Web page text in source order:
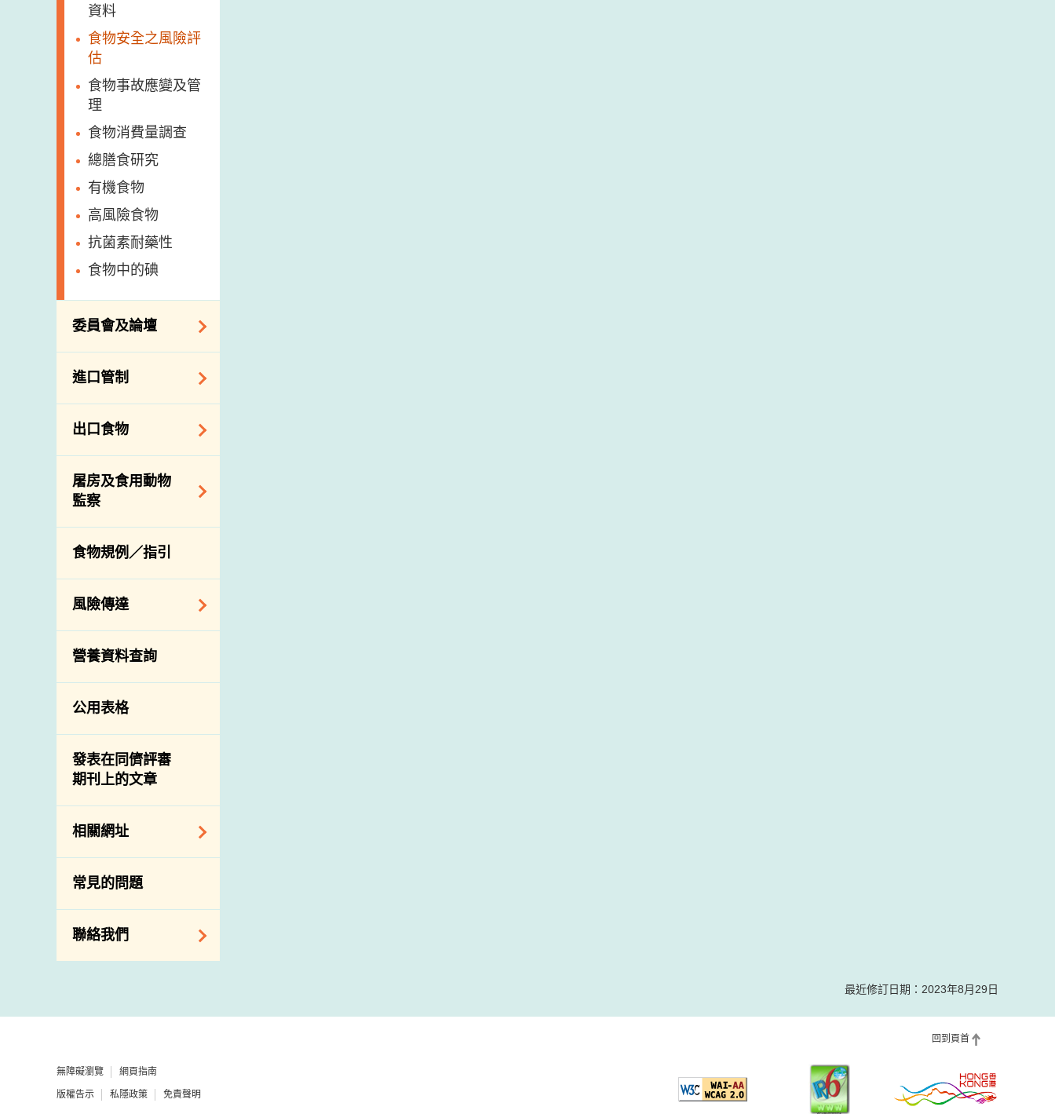
資料
食物安全之風險評
估
食物事故應變及管
理
食物消費量調查
總膳食研究
有機食物
高風險食物
抗菌素耐藥性
食物中的碘
委員會及論壇
食物安全專家委員
會
消費者聯繫小組
進口管制
食物進口商和食物
分銷商登記制度
絡內地有關當局
進口食物管制
口檢驗
出口食物
出口驗證
出口食物往內地
出口商及業界的消
息
屠房及食用動物
監察
規管農業化學物及
獸醫藥物在食用動
物上的使用
屠房及疾病監測
宰前檢驗
宰後檢驗
結果
屠房及肉類檢驗
食物規例／指引
風險傳達
主題項目
項目及活動
資訊平台
下載
公開比賽
營養資料查詢
公用表格
發表在同儕評審
期刊上的文章
相關網址
相關政府部門／機
構
常見的問題
聯絡我們
地址及電話
郵件貼上足夠郵資
最近修訂日期：2023年8月29日
回到頁首
無障礙瀏覽 網頁指南
版權告示 私隱政策 免責聲明